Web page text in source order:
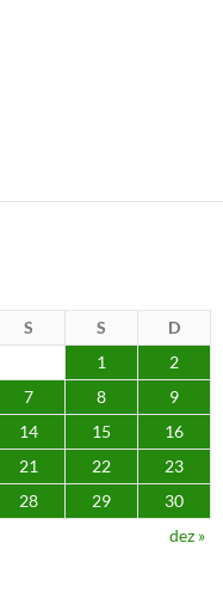
S S
D
1
2
7 8
9
14 15
16
21 22
23
28 29
30
dez »